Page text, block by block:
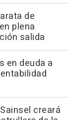
de
plena
salida
en deuda a
creará